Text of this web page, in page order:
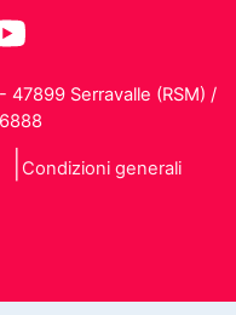
47899 Serravalle (RSM) /
Condizioni generali